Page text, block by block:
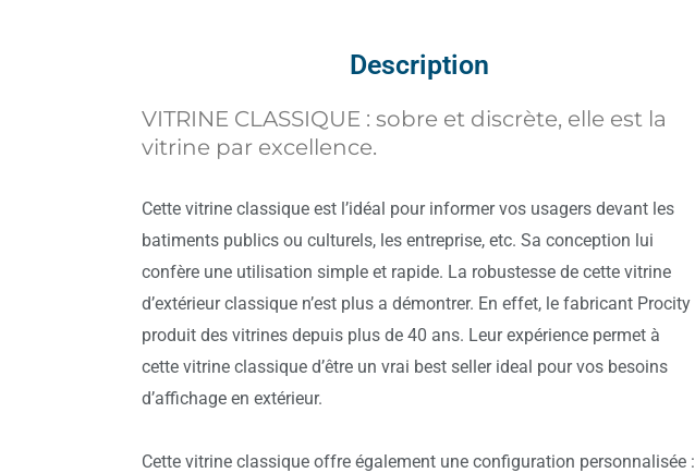
Description
VITRINE CLASSIQUE : sobre et discrète, elle est la
vitrine par excellence.
Cette vitrine classique est l’idéal pour informer vos usagers devant les
batiments publics ou culturels, les entreprise, etc. Sa conception lui
confère une utilisation simple et rapide. La robustesse de cette vitrine
d’extérieur classique n’est plus a démontrer. En effet, le fabricant Procity
produit des vitrines depuis plus de 40 ans. Leur expérience permet à
cette vitrine classique d’être un vrai best seller ideal pour vos besoins
d’affichage en extérieur.
Cette vitrine classique offre également une configuration personnalisée :